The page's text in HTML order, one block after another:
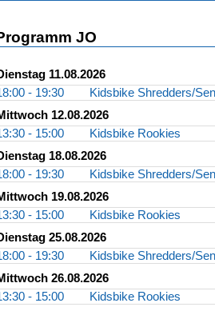
JO
11.08.2026
- 19:30
Kidsbike Shredders/
12.08.2026
- 15:00
Kidsbike Rookies
18.08.2026
- 19:30
Kidsbike Shredders/
19.08.2026
- 15:00
Kidsbike Rookies
25.08.2026
- 19:30
Kidsbike Shredders/
26.08.2026
- 15:00
Kidsbike Rookies